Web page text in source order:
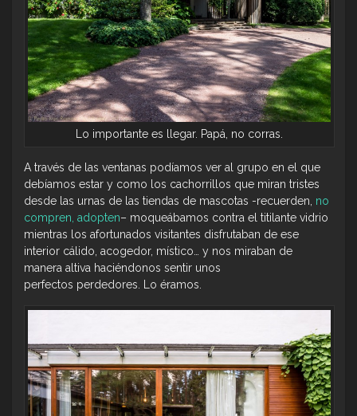
Lo importante es llegar. Papá, no corras.
A través de las ventanas podíamos ver al grupo en el que
debíamos estar y como los cachorrillos que miran tristes
desde las urnas de las tiendas de mascotas -recuerden, no
compren, adopten– moqueábamos contra el titilante vidrio
mientras los afortunados visitantes disfrutaban de ese
interior cálido, acogedor, místico… y nos miraban de
manera altiva haciéndonos sentir unos
perfectos perdedores. Lo éramos.